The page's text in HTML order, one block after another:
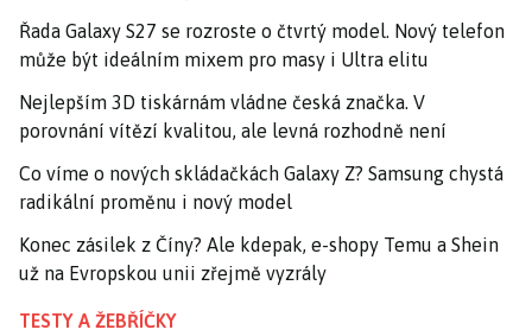
Řada Galaxy S27 se rozroste o čtvrtý model. Nový telefon
může být ideálním mixem pro masy i Ultra elitu
Nejlepším 3D tiskárnám vládne česká značka. V
porovnání vítězí kvalitou, ale levná rozhodně není
Co víme o nových skládačkách Galaxy Z? Samsung chystá
radikální proměnu i nový model
Konec zásilek z Číny? Ale kdepak, e-shopy Temu a Shein
už na Evropskou unii zřejmě vyzrály
TESTY A ŽEBŘÍČKY